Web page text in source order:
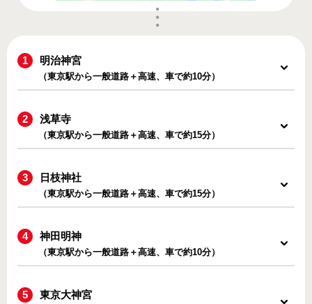
明治神宮
（東京駅から一般道路＋高速、車で約10分）
浅草寺
（東京駅から一般道路＋高速、車で約15分）
日枝神社
（東京駅から一般道路＋高速、車で約15分）
神田明神
（東京駅から一般道路＋高速、車で約10分）
東京大神宮